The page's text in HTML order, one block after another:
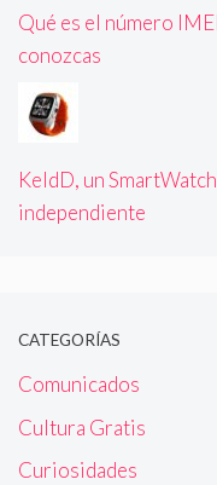
Qué es el número
conozcas
KeldD, un
independiente
CATEGORÍAS
Comunicados
Cultura Gratis
Curiosidades